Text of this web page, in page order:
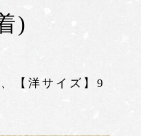
)
【洋サイズ】9